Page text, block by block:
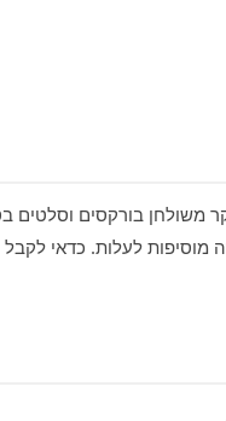
משולחן בורקסים וסלטים
מוסיפות לעלות. כדאי